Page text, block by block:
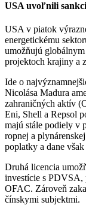
USA uvoľnili
USA v piatok
energetickému
umožňujú
projektoch krajiny a
Ide o
Nicolása Madura
zahraničných aktív
Eni, Shell a Repsol
majú stále podiely v
ropnej a
poplatky a dane
Druhá licencia
investície s PDVSA,
OFAC. Zároveň
čínskymi subjektmi.